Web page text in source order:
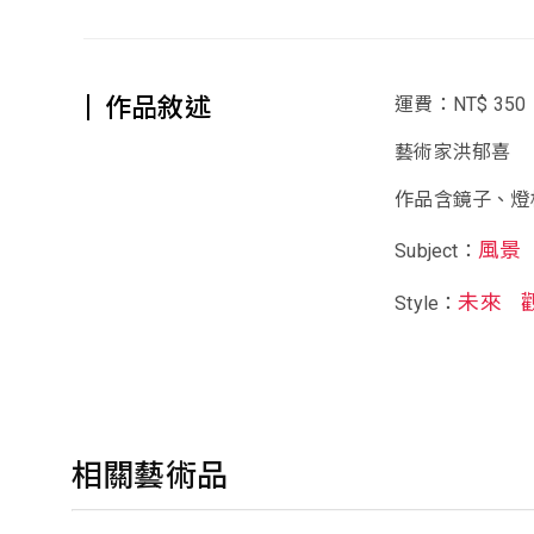
作品敘述 運費：NT$ 350
藝術家洪郁喜
作品含鏡子、
Subject： 風景
Style：未來
相關藝術品